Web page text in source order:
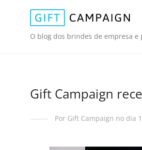
O blog dos brindes de empresa e
Gift Campaign
Por Gift Campaign no dia